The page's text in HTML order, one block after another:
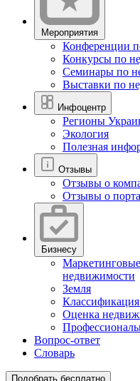
Мероприятия
Конференции
Конкурсы по
Семинары по
Выставки по
Инфоцентр
Регионы
Экология
Полезная
Отзывы
Отзывы о
Отзывы о
Бизнесу
недвижимости
Земля
Оценка
Вопрос-ответ
Словарь
Подобрать бесплатно